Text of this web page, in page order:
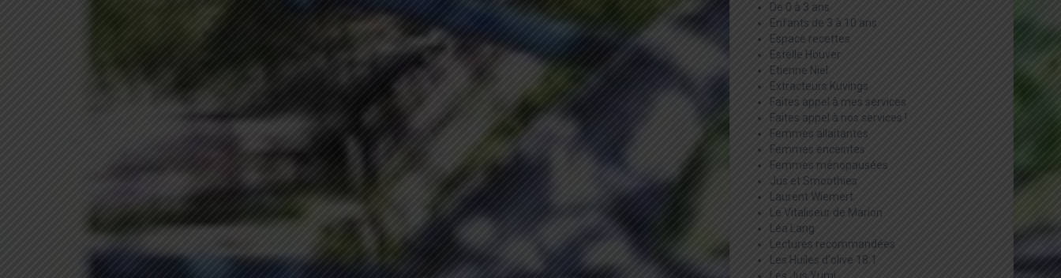
De 0 à 3 ans
Enfants de 3 à 10 ans
Espace recettes
Estelle Houver
Etienne Niel
Extracteurs Kuvings
Faites appel à mes services
Faites appel à nos services !
Femmes allaitantes
Femmes enceintes
Femmes ménopausées
Jus et Smoothies
Laurent Wiemert
Le Vitaliseur de Marion
Léa Lang
Lectures recommandées
Les Huiles d'olive 18:1